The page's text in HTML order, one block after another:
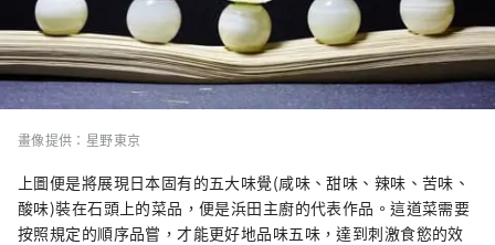
畫像提供：星野東京
上圖便是將展現日本固有的五大味覺(咸味、甜味、辣味、苦味、
酸味)裝在石頭上的菜品，便是浜田主廚的代表作品。這道菜需要
按照規定的順序品嘗，才能更好地品味五味，達到刺激食慾的效